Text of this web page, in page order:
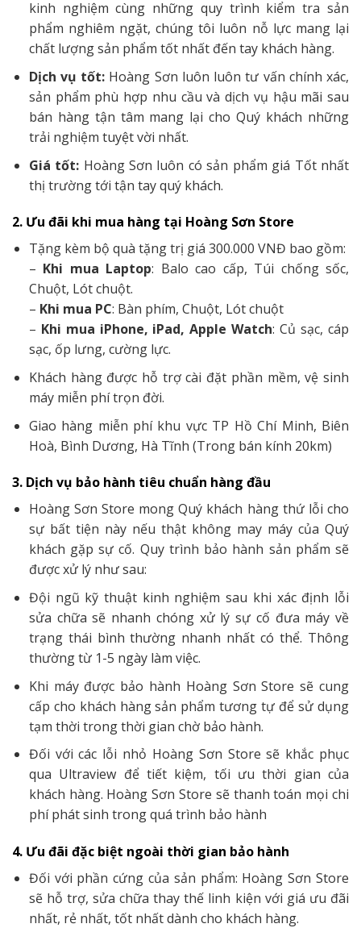
kinh nghiệm cùng những quy trình kiểm tra sản
phẩm nghiêm ngặt, chúng tôi luôn nỗ lực mang lại
chất lượng sản phẩm tốt nhất đến tay khách hàng.
Dịch vụ tốt: Hoàng Sơn luôn luôn tư vấn chính xác,
sản phẩm phù hợp nhu cầu và dịch vụ hậu mãi sau
bán hàng tận tâm mang lại cho Quý khách những
trải nghiệm tuyệt vời nhất.
Giá tốt: Hoàng Sơn luôn có sản phẩm giá Tốt nhất
thị trường tới tận tay quý khách.
2. Ưu đãi khi mua hàng tại Hoàng Sơn Store
Tặng kèm bộ quà tặng trị giá 300.000 VNĐ bao gồm:
– Khi mua Laptop: Balo cao cấp, Túi chống sốc,
Chuột, Lót chuột.
– Khi mua PC: Bàn phím, Chuột, Lót chuột
– Khi mua iPhone, iPad, Apple Watch: Củ sạc, cáp
sạc, ốp lưng, cường lực.
Khách hàng được hỗ trợ cài đặt phần mềm, vệ sinh
máy miễn phí trọn đời.
Giao hàng miễn phí khu vực TP Hồ Chí Minh, Biên
Hoà, Bình Dương, Hà Tĩnh (Trong bán kính 20km)
3. Dịch vụ bảo hành tiêu chuẩn hàng đầu
Hoàng Sơn Store mong Quý khách hàng thứ lỗi cho
sự bất tiện này nếu thật không may máy của Quý
khách gặp sự cố. Quy trình bảo hành sản phẩm sẽ
được xử lý như sau:
Đội ngũ kỹ thuật kinh nghiệm sau khi xác định lỗi
sửa chữa sẽ nhanh chóng xử lý sự cố đưa máy về
trạng thái bình thường nhanh nhất có thể. Thông
thường từ 1-5 ngày làm việc.
Khi máy được bảo hành Hoàng Sơn Store sẽ cung
cấp cho khách hàng sản phẩm tương tự để sử dụng
tạm thời trong thời gian chờ bảo hành.
Đối với các lỗi nhỏ Hoàng Sơn Store sẽ khắc phục
qua Ultraview để tiết kiệm, tối ưu thời gian của
khách hàng. Hoàng Sơn Store sẽ thanh toán mọi chi
phí phát sinh trong quá trình bảo hành
4. Ưu đãi đặc biệt ngoài thời gian bảo hành
Đối với phần cứng của sản phẩm: Hoàng Sơn Store
sẽ hỗ trợ, sửa chữa thay thế linh kiện với giá ưu đãi
nhất, rẻ nhất, tốt nhất dành cho khách hàng.